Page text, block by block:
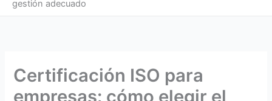
gestión adecuado
Certificación ISO para
empresas: cómo elegir el